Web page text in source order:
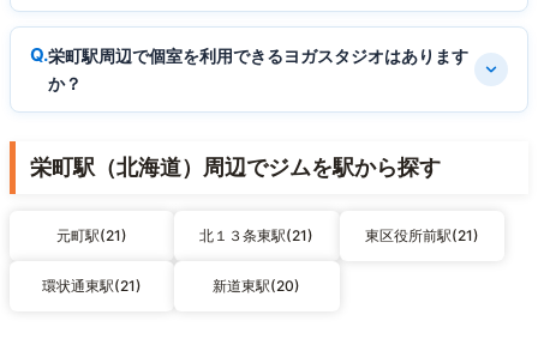
栄町駅周辺で個室を利用できるヨガスタジオはあります
か？
栄町駅（北海道）周辺でジムを駅から探す
元町駅(21) 北１３条東駅(21) 東区役所前駅(21)
環状通東駅(21) 新道東駅(20)